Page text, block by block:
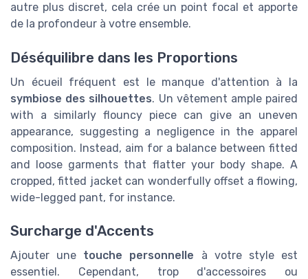
autre plus discret, cela crée un point focal et apporte
de la profondeur à votre ensemble.
Déséquilibre dans les Proportions
Un écueil fréquent est le manque d'attention à la
symbiose des silhouettes. Un vêtement ample paired
with a similarly flouncy piece can give an uneven
appearance, suggesting a negligence in the apparel
composition. Instead, aim for a balance between fitted
and loose garments that flatter your body shape. A
cropped, fitted jacket can wonderfully offset a flowing,
wide-legged pant, for instance.
Surcharge d'Accents
Ajouter une touche personnelle à votre style est
essentiel. Cependant, trop d'accessoires ou